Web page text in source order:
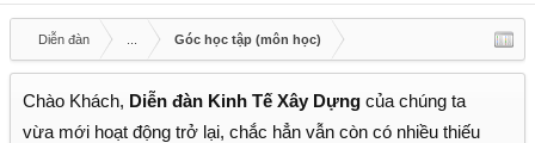
Diễn đàn Góc học tập (môn học)
Chào Khách, Diễn đàn Kinh Tế Xây Dựng của chúng ta
vừa mới hoạt động trở lại, chắc hẳn vẫn còn có nhiều thiếu